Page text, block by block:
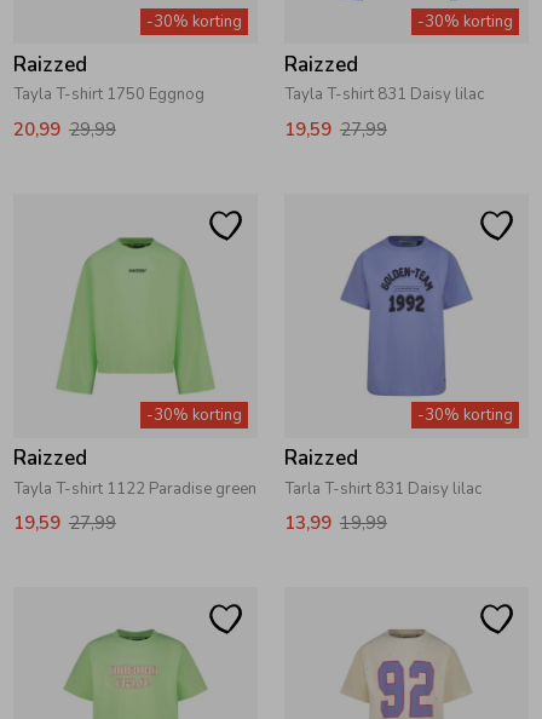
Kledingaccessoires
-30% korting
Raizzed
Tayla T-shirt 1750 Eggnog
20,99 29,99
-30% korting
Raizzed
Tayla T-shirt 831 Daisy lilac
19,59 27,99
-30% korting
Raizzed
Tayla T-shirt 1122 Paradise green
19,59 27,99
-30% korting
Raizzed
Tarla T-shirt 831 Daisy lilac
13,99 19,99